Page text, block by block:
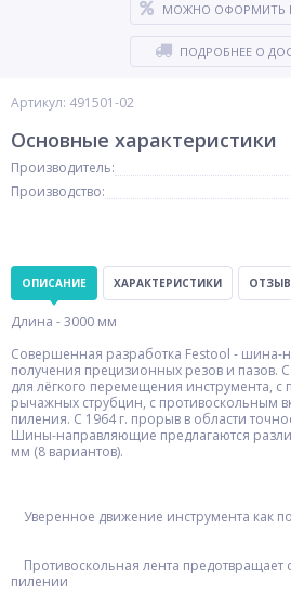
Артикул: 491501-02
МОЖНО ОФОРМИТЬ
ПОДРОБНЕЕ О
Основные характеристики
Производитель:
Производство:
ОПИСАНИЕ ХАРАКТЕРИСТИКИ
Длина - 3000 мм
Совершенная разработка Festool - шина-
получения прецизионных резов и пазов.
для лёгкого перемещения инструмента, с
рычажных струбцин, с противоскольным
пиления. С 1964 г. прорыв в области
Шины-направляющие предлагаются
мм (8 вариантов).
Уверенное движение инструмента как
Противоскольная лента предотвращает
пилении